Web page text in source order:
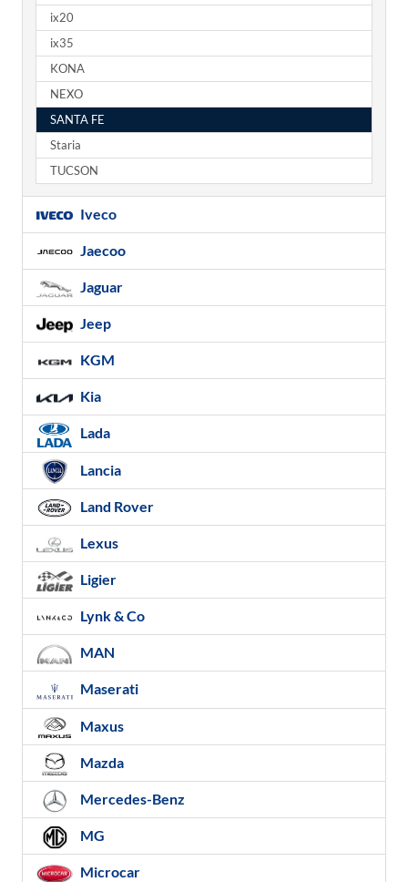
ix20
ix35
KONA
NEXO
SANTA FE
Staria
TUCSON
Iveco
Jaecoo
Jaguar
Jeep
KGM
Kia
Lada
Lancia
Land Rover
Lexus
Ligier
Lynk & Co
MAN
Maserati
Maxus
Mazda
Mercedes-Benz
MG
Microcar